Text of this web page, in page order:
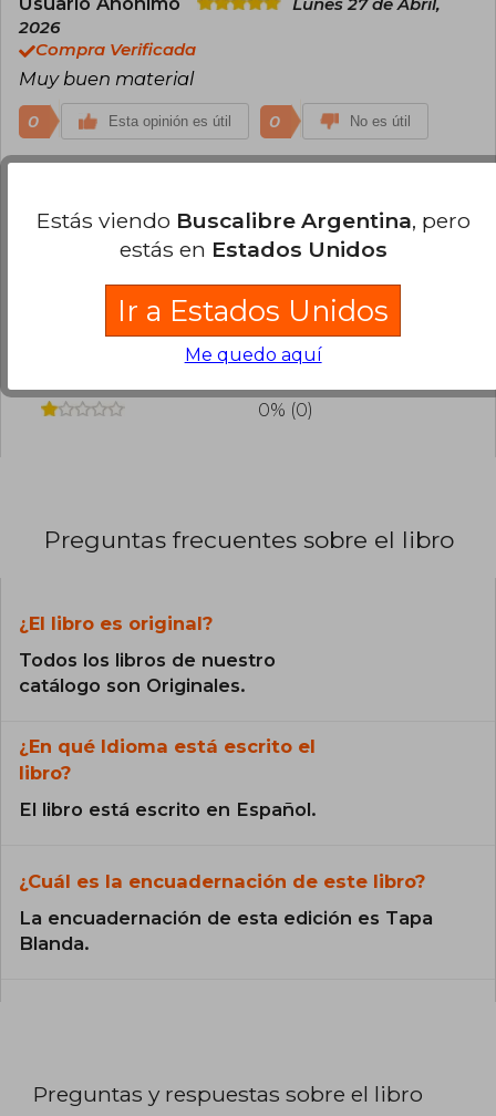
Lunes 27 de Abril,
2026
Compra Verificada
Muy buen material
0 Esta opinión es útil 0 No es útil
agregar tu propia evaluación
33% (1)
0% (0)
0% (0)
Preguntas frecuentes sobre el libro
¿El libro es original?
Todos los libros de nuestro
catálogo son Originales.
¿En qué Idioma está escrito el
libro?
El libro está escrito en Español.
¿Cuál es la encuadernación de este libro?
La encuadernación de esta edición es Tapa
Blanda.
Preguntas y respuestas sobre el libro
Estás viendo Buscalibre Argentina, pero
estás en Estados Unidos
Ir a Estados Unidos
Me quedo aquí